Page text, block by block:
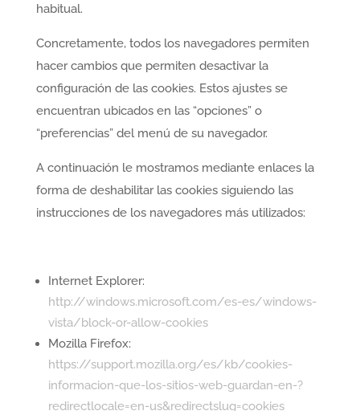
habitual.
Concretamente, todos los navegadores permiten
hacer cambios que permiten desactivar la
configuración de las cookies. Estos ajustes se
encuentran ubicados en las “opciones” o
“preferencias” del menú de su navegador.
A continuación le mostramos mediante enlaces la
forma de deshabilitar las cookies siguiendo las
instrucciones de los navegadores más utilizados:
Internet Explorer:
http://windows.microsoft.com/es-es/windows-
vista/block-or-allow-cookies
Mozilla Firefox:
https://support.mozilla.org/es/kb/cookies-
informacion-que-los-sitios-web-guardan-en-?
redirectlocale=en-us&redirectslug=cookies